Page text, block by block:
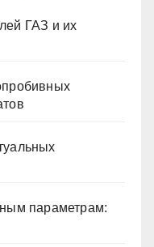
ГАЗ и их
параметрам: